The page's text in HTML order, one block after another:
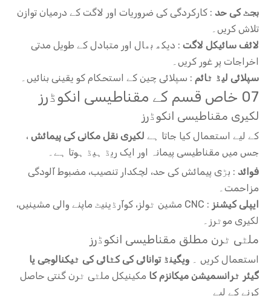
بجٹ کی حد : کارکردگی کی ضروریات اور لاگت کے درمیان توازن
تلاش کریں۔
لائف سائیکل لاگت : دیکھ بھال اور متبادل کے طویل مدتی
اخراجات پر غور کریں۔
سپلائی لیڈ ٹائم : سپلائی چین کے استحکام کو یقینی بنائیں۔
07 خاص قسم کے مقناطیسی انکوڈرز
لکیری مقناطیسی انکوڈرز
کے لیے استعمال کیا جاتا ہے لکیری نقل مکانی کی پیمائش ،
جس میں مقناطیسی پیمانہ اور ایک ریڈ ہیڈ ہوتا ہے۔
فوائد : بڑی پیمائش کی حد، لچکدار تنصیب، مضبوط آلودگی
مزاحمت۔
ایپلی کیشنز
: CNC مشین ٹولز، کوآرڈینیٹ ماپنے والی مشینیں،
لکیری موٹرز۔
ملٹی ٹرن مطلق مقناطیسی انکوڈرز
استعمال کریں ۔ ویگینڈ توانائی کی کٹائی کی ٹیکنالوجی یا
گیئر ٹرانسمیشن میکانزم کا مکینیکل ملٹی ٹرن گنتی حاصل
کرنے کے لیے